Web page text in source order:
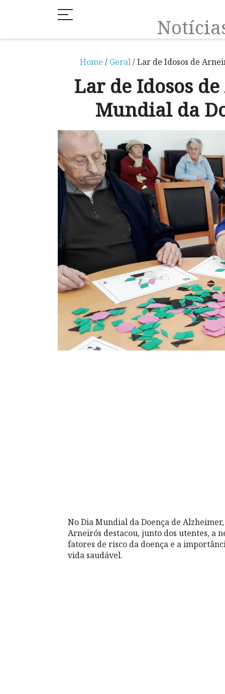
Home / Geral/ Lar de Idosos de
Lar de Idosos
Mundial da
No Dia Mundial da Doença de
Arneirós destacou, junto dos utentes, a
fatores de risco da doença e a
vida saudável.